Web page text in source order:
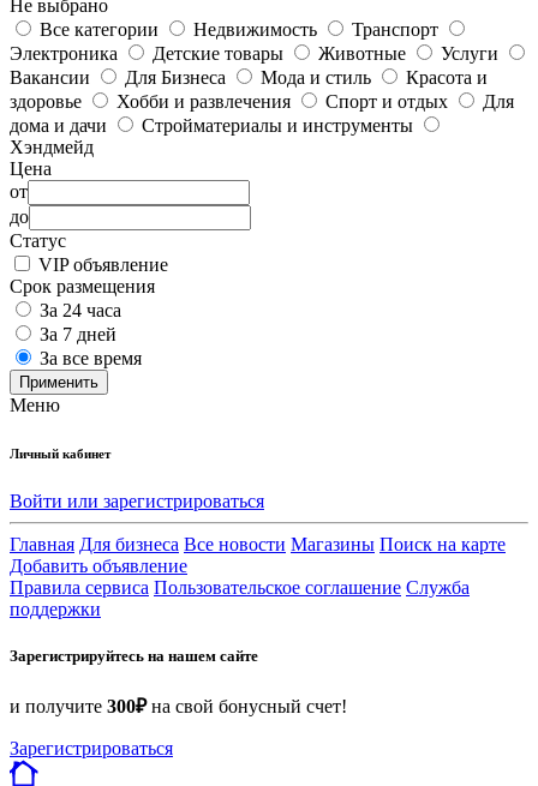
Не выбрано
Все категории
Недвижимость
Транспорт
Электроника
Детские товары Животные
Услуги
Вакансии
Для Бизнеса Мода и стиль
Красота и
здоровье
Хобби и развлечения Спорт и отдых
Для
дома и дачи
Стройматериалы и инструменты
Хэндмейд
Цена
от
до
Статус
VIP объявление
Срок размещения
За 24 часа
За 7 дней
За все время
Применить
Меню
Личный кабинет
Войти или зарегистрироваться
Главная Для бизнеса Все новости Магазины Поиск на карте
Добавить объявление
Правила сервиса Пользовательское соглашение Служба
поддержки
Зарегистрируйтесь на нашем сайте
и получите 300₽на свой бонусный счет!
Зарегистрироваться